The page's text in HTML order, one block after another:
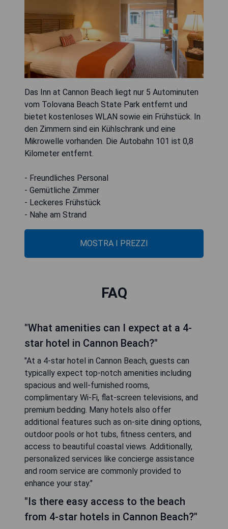
Das Inn at Cannon Beach liegt nur 5 Autominuten
vom Tolovana Beach State Park entfernt und
bietet kostenloses WLAN sowie ein Frühstück. In
den Zimmern sind ein Kühlschrank und eine
Mikrowelle vorhanden. Die Autobahn 101 ist 0,8
Kilometer entfernt.
- Freundliches Personal
- Gemütliche Zimmer
- Leckeres Frühstück
- Nahe am Strand
MOSTRA I PREZZI
FAQ
"What amenities can I expect at a 4-
star hotel in Cannon Beach?"
"At a 4-star hotel in Cannon Beach, guests can
typically expect top-notch amenities including
spacious and well-furnished rooms,
complimentary Wi-Fi, flat-screen televisions, and
premium bedding. Many hotels also offer
additional features such as on-site dining options,
outdoor pools or hot tubs, fitness centers, and
access to beautiful coastal views. Additionally,
personalized services like concierge assistance
and room service are commonly provided to
enhance your stay."
"Is there easy access to the beach
from 4-star hotels in Cannon Beach?"